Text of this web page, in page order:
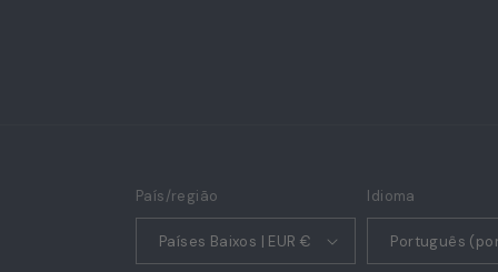
País/região
Países Baixos | EUR €
Idioma
Português